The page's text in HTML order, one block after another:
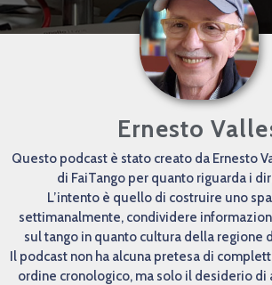
Ernesto
Questo podcast è stato creato da Ernesto
di FaiTango per quanto riguarda i
L’intento è quello di costruire uno
settimanalmente, condividere
sul tango in quanto cultura della regione
Il podcast non ha alcuna pretesa di
ordine cronologico, ma solo il desiderio di